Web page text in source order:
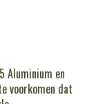
Aluminium en
voorkomen dat